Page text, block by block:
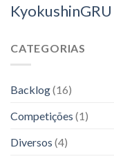
KyokushinGRU
CATEGORIAS
Backlog(16)
Competições (1)
Diversos (4)